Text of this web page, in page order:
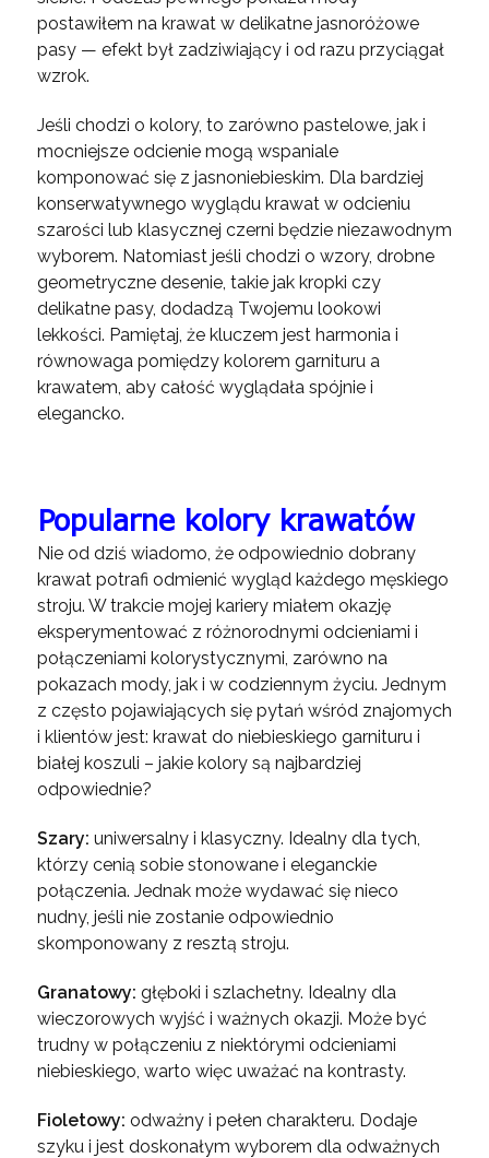
postawiłem na krawat w delikatne jasnoróżowe
pasy — efekt był zadziwiający i od razu przyciągał
wzrok.
Jeśli chodzi o kolory, to zarówno pastelowe, jak i
mocniejsze odcienie mogą wspaniale
komponować się z jasnoniebieskim. Dla bardziej
konserwatywnego wyglądu krawat w odcieniu
szarości lub klasycznej czerni będzie niezawodnym
wyborem. Natomiast jeśli chodzi o wzory, drobne
geometryczne desenie, takie jak kropki czy
delikatne pasy, dodadzą Twojemu lookowi
lekkości. Pamiętaj, że kluczem jest harmonia i
równowaga pomiędzy kolorem garnituru a
krawatem, aby całość wyglądała spójnie i
elegancko.
Popularne kolory krawatów
Nie od dziś wiadomo, że odpowiednio dobrany
krawat potrafi odmienić wygląd każdego męskiego
stroju. W trakcie mojej kariery miałem okazję
eksperymentować z różnorodnymi odcieniami i
połączeniami kolorystycznymi, zarówno na
pokazach mody, jak i w codziennym życiu. Jednym
z często pojawiających się pytań wśród znajomych
i klientów jest: krawat do niebieskiego garnituru i
białej koszuli – jakie kolory są najbardziej
odpowiednie?
Szary: uniwersalny i klasyczny. Idealny dla tych,
którzy cenią sobie stonowane i eleganckie
połączenia. Jednak może wydawać się nieco
nudny, jeśli nie zostanie odpowiednio
skomponowany z resztą stroju.
Granatowy: głęboki i szlachetny. Idealny dla
wieczorowych wyjść i ważnych okazji. Może być
trudny w połączeniu z niektórymi odcieniami
niebieskiego, warto więc uważać na kontrasty.
Fioletowy: odważny i pełen charakteru. Dodaje
szyku i jest doskonałym wyborem dla odważnych